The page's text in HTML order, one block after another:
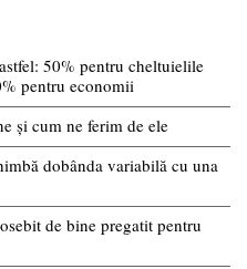
50% pentru cheltuielile
pentru economii
și cum ne ferim de ele
dobânda variabilă cu una
de bine pregatit pentru